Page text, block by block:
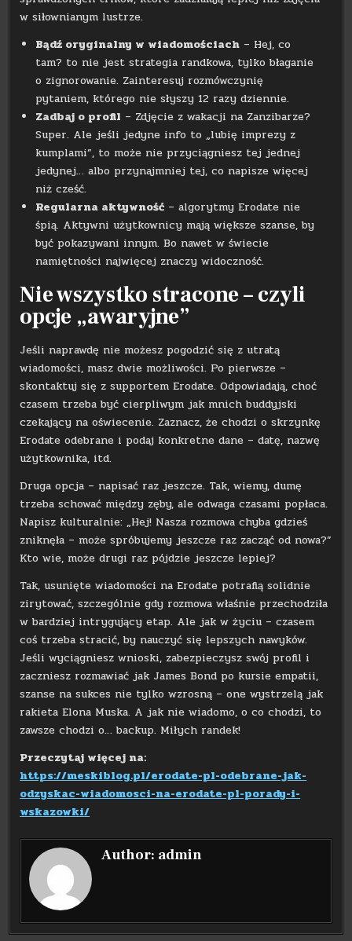
w siłownianym lustrze.
Bądź oryginalny w wiadomościach – Hej, co
tam? to nie jest strategia randkowa, tylko błaganie
o zignorowanie. Zainteresuj rozmówczynię
pytaniem, którego nie słyszy 12 razy dziennie.
Zadbaj o profil – Zdjęcie z wakacji na Zanzibarze?
Super. Ale jeśli jedyne info to „lubię imprezy z
kumplami”, to może nie przyciągniesz tej jednej
jedynej… albo przynajmniej tej, co napisze więcej
niż cześć.
Regularna aktywność – algorytmy Erodate nie
śpią. Aktywni użytkownicy mają większe szanse, by
być pokazywani innym. Bo nawet w świecie
namiętności najwięcej znaczy widoczność.
Nie wszystko stracone – czyli
opcje „awaryjne”
Jeśli naprawdę nie możesz pogodzić się z utratą
wiadomości, masz dwie możliwości. Po pierwsze –
skontaktuj się z supportem Erodate. Odpowiadają, choć
czasem trzeba być cierpliwym jak mnich buddyjski
czekający na oświecenie. Zaznacz, że chodzi o skrzynkę
Erodate odebrane i podaj konkretne dane – datę, nazwę
użytkownika, itd.
Druga opcja – napisać raz jeszcze. Tak, wiemy, dumę
trzeba schować między zęby, ale odwaga czasami popłaca.
Napisz kulturalnie: „Hej! Nasza rozmowa chyba gdzieś
zniknęła – może spróbujemy jeszcze raz zacząć od nowa?”
Kto wie, może drugi raz pójdzie jeszcze lepiej?
Tak, usunięte wiadomości na Erodate potrafią solidnie
zirytować, szczególnie gdy rozmowa właśnie przechodziła
w bardziej intrygujący etap. Ale jak w życiu – czasem
coś trzeba stracić, by nauczyć się lepszych nawyków.
Jeśli wyciągniesz wnioski, zabezpieczysz swój profil i
zaczniesz rozmawiać jak James Bond po kursie empatii,
szanse na sukces nie tylko wzrosną – one wystrzelą jak
rakieta Elona Muska. A jak nie wiadomo, o co chodzi, to
zawsze chodzi o… backup. Miłych randek!
Przeczytaj więcej na:
https://meskiblog.pl/erodate-pl-odebrane-jak-
odzyskac-wiadomosci-na-erodate-pl-porady-i-
wskazowki/
Author: admin